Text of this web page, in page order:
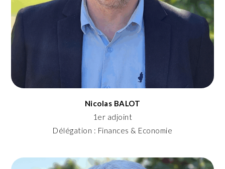
Nicolas BALOT
1er adjoint
Délégation : Finances & Economie